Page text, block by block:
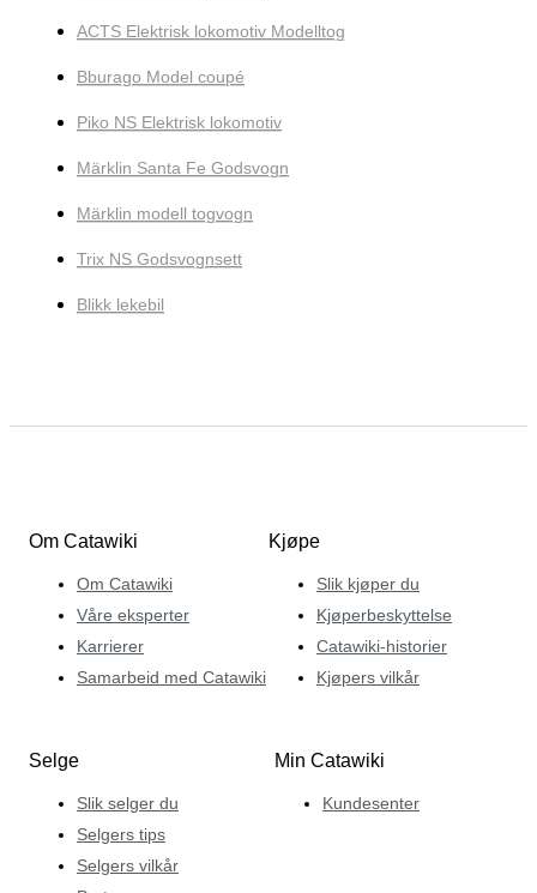
ACTS Elektrisk lokomotiv Modelltog
Bburago Model coupé
Piko NS Elektrisk lokomotiv
Märklin Santa Fe Godsvogn
Märklin modell togvogn
Trix NS Godsvognsett
Blikk lekebil
Om Catawiki
Om Catawiki
Våre eksperter
Karrierer
Samarbeid med Catawiki
Kjøpe
Slik kjøper du
Kjøperbeskyttelse
Catawiki-historier
Kjøpers vilkår
Selge
Slik selger du
Selgers tips
Selgers vilkår
Min Catawiki
Kundesenter